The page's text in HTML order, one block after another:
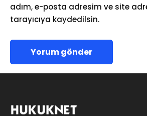
adım, e-posta adresim ve site
tarayıcıya kaydedilsin.